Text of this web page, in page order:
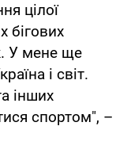
цілої
бігових
У мене ще
і світ.
інших
спортом", –